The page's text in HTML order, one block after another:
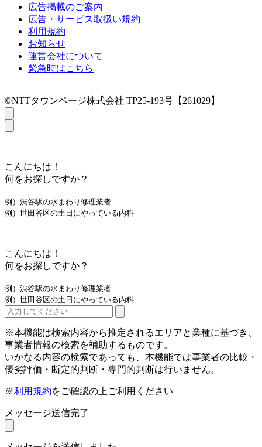
広告掲載のご案内
広告・サービス取扱い規約
利用規約
お知らせ
運営会社について
緊急時はこちら
©NTTタウンページ株式会社 TP25-193号【261029】
こんにちは！
何をお探しですか？
例）渋谷駅の水まわり修理業者
例）世田谷区の土日にやっている内科
こんにちは！
何をお探しですか？
例）渋谷駅の水まわり修理業者
例）世田谷区の土日にやっている内科
※本機能は検索内容から推定されるエリアと業種に基づき、
事業者情報の検索を補助するものです。
いかなる内容の検索であっても、本機能では事業者の比較・
優劣評価・断定的判断・専門的判断は行いません。
※利用規約をご確認の上ご利用ください
メッセージ送信完了